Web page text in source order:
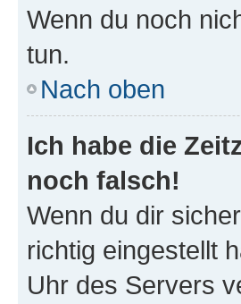
Wenn du noch
tun.
Nach oben
Ich habe die
noch falsch!
Wenn du dir
richtig eingestellt
Uhr des Servers